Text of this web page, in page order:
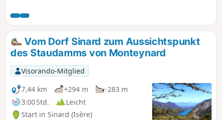
Vom Dorf Sinard zum Aussichtspunkt
des Staudamms von Monteynard
Visorando-Mitglied
7,44 km
+294 m
-283 m
3:00 Std.
Leicht
Start in Sinard (Isère)